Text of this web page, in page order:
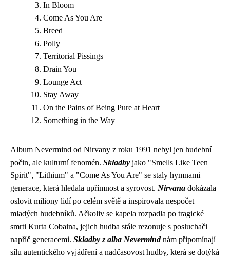
In Bloom
Come As You Are
Breed
Polly
Territorial Pissings
Drain You
Lounge Act
Stay Away
On the Pains of Being Pure at Heart
Something in the Way
Album Nevermind od Nirvany z roku 1991 nebyl jen hudební
počin, ale kulturní fenomén. Skladby jako "Smells Like Teen
Spirit", "Lithium" a "Come As You Are" se staly hymnami
generace, která hledala upřímnost a syrovost. Nirvana dokázala
oslovit miliony lidí po celém světě a inspirovala nespočet
mladých hudebníků. Ačkoliv se kapela rozpadla po tragické
smrti Kurta Cobaina, jejich hudba stále rezonuje s posluchači
napříč generacemi. Skladby z alba Nevermindnám připomínají
sílu autentického vyjádření a nadčasovost hudby, která se dotýká